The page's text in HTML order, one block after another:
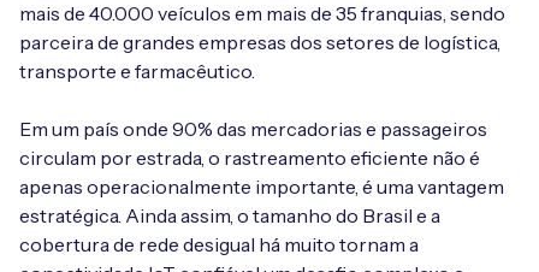
mais de 40.000 veículos em mais de 35 franquias, sendo
parceira de grandes empresas dos setores de logística,
transporte e farmacêutico.
Em um país onde 90% das mercadorias e passageiros
circulam por estrada, o rastreamento eficiente não é
apenas operacionalmente importante, é uma vantagem
estratégica. Ainda assim, o tamanho do Brasil e a
cobertura de rede desigual há muito tornam a